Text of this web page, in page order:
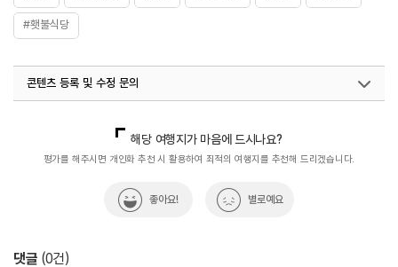
#횃불식당
콘텐츠 등록 및 수정 문의
해당 여행지가 마음에 드시나요?
평가를 해주시면 개인화 추천 시 활용하여 최적의 여행지를 추천해 드리겠습니다.
좋아요! 별로예요
댓글 (0건)